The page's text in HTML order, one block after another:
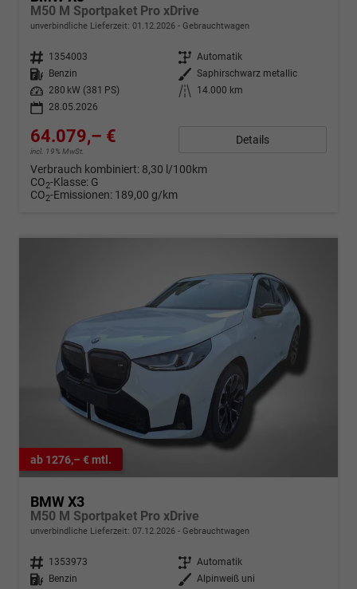
M50 M Sportpaket Pro xDrive
unverbindliche Lieferzeit: 01.12.2026 Gebrauchtwagen
Fahrzeugnr. 1354003 Getriebe Automatik
Kraftstoff
Benzin Außenfarbe Saphirschwarz metallic
Leistung
280 kW (381 PS) Kilometerstand
14.000 km
28.05.2026
64.079,– €
incl. 19% MwSt.
Details
Verbrauch kombiniert: 8,30 l/100km
CO2-Klasse: G
CO2-Emissionen: 189,00 g/km
ab 1276,– € mtl.
BMW X3
M50 M Sportpaket Pro xDrive
unverbindliche Lieferzeit: 07.12.2026 Gebrauchtwagen
Fahrzeugnr. 1353973 Getriebe Automatik
Kraftstoff
Benzin Außenfarbe Alpinweiß uni